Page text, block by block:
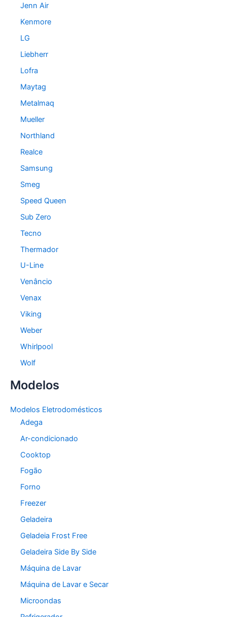
Jenn Air
Kenmore
LG
Liebherr
Lofra
Maytag
Metalmaq
Mueller
Northland
Realce
Samsung
Smeg
Speed Queen
Sub Zero
Tecno
Thermador
U-Line
Venâncio
Venax
Viking
Weber
Whirlpool
Wolf
Modelos
Modelos Eletrodomésticos
Adega
Ar-condicionado
Cooktop
Fogão
Forno
Freezer
Geladeira
Geladeia Frost Free
Geladeira Side By Side
Máquina de Lavar
Máquina de Lavar e Secar
Microondas